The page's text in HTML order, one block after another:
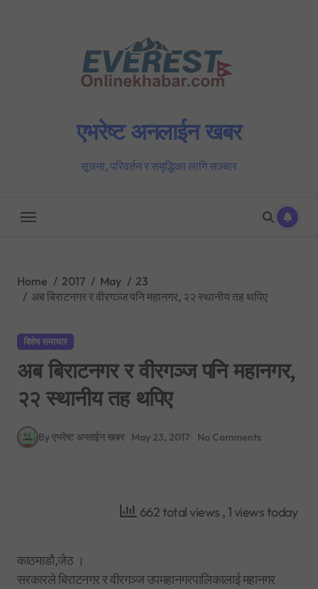
एभरेष्ट अनलाईन खबर
सूचना, परिवर्तन र समृद्धिका लागि सञ्चार
Home 2017 May
23
अब बिराटनगर र वीरगञ्ज पनि महानगर, २२ स्थानीय तह थपिए
बिशेष समाचार
अब बिराटनगर र वीरगञ्ज पनि महानगर,
२२ स्थानीय तह थपिए
By एभरेष्ट अन्लाईन खबर May 23, 2017 No Comments
662 total views , 1 views today
काठमाडौ,जेठ ।
सरकारले बिराटनगर र वीरगञ्ज उपमहानगरपालिकालाई महानगर